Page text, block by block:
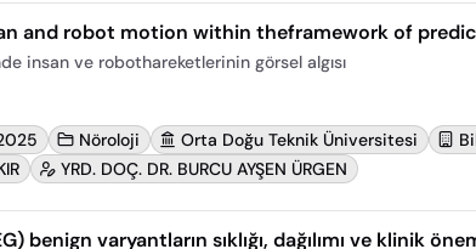
and robot motion within theframework of
insan ve robothareketlerinin görsel algısı
Nöroloji Orta Doğu Teknik Üniversitesi
YRD. DOÇ. DR. BURCU AYŞEN ÜRGEN
benign varyantların sıklığı, dağılımı ve klinik